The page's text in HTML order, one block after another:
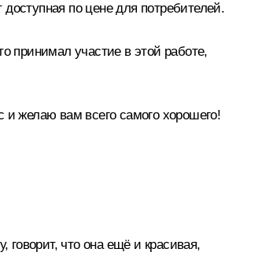
по цене для потребителей.
принимал участие в этой работе,
и желаю вам всего самого хорошего!
говорит, что она ещё и красивая,